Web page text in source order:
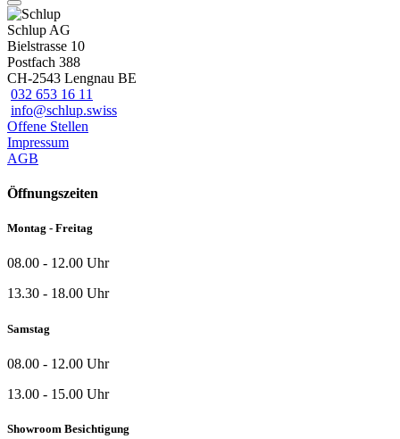
Schlup AG
Bielstrasse 10
Postfach 388
CH-2543 Lengnau BE
032 653 16 11
info@schlup.swiss
Offene Stellen
Impressum
AGB
Öffnungszeiten
Montag - Freitag
08.00 - 12.00 Uhr
13.30 - 18.00 Uhr
Samstag
08.00 - 12.00 Uhr
13.00 - 15.00 Uhr
Showroom Besichtigung